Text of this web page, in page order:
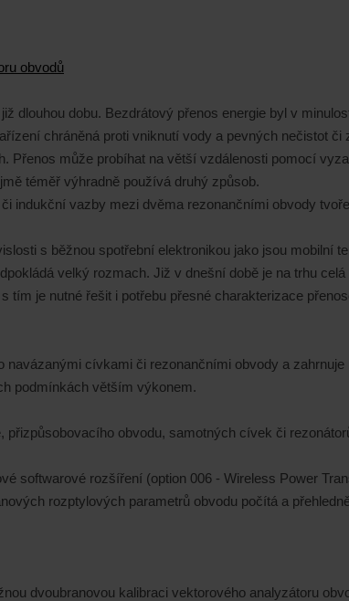
dlouhou dobu. Bezdrátový přenos energie byl v
chráněná proti vniknutí vody a pevných nečistot
může probíhat na větší vzdálenosti pomocí
téměř výhradně používá druhý způsob.
indukční vazby mezi dvěma rezonančními obvody
s běžnou spotřební elektronikou jako jsou mobilní
velký rozmach. Již v dnešní době je na trhu
je nutné řešit i potřebu přesné charakterizace
cívkami či rezonančními obvody a
podmínkách větším výkonem.
obvodu, samotných cívek či
softwarové rozšíření (option 006 - Wireless Power
rozptylových parametrů obvodu počítá a
dvoubranovou kalibraci vektorového analyzátoru